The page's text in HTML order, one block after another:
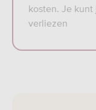
kosten. Je
verliezen